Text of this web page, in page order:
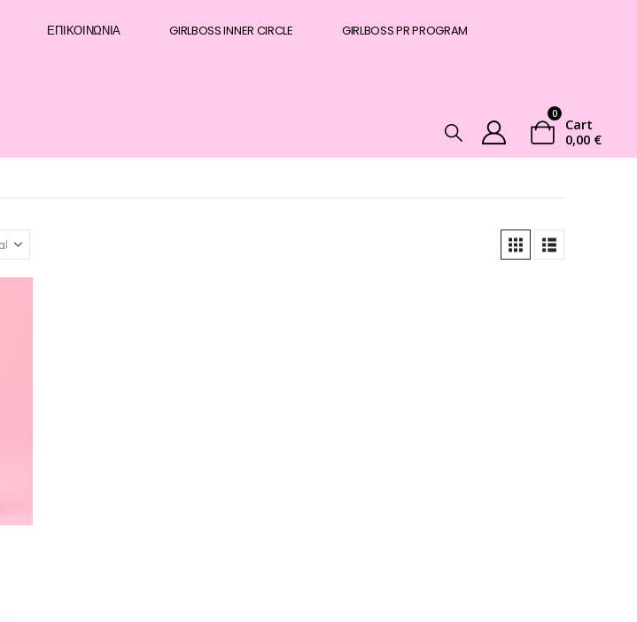
ΕΠΙΚΟΙΝΩΝΊΑ GIRLBOSS INNER CIRCLE GIRLBOSS PR PROGRAM
0
Cart
0,00 €